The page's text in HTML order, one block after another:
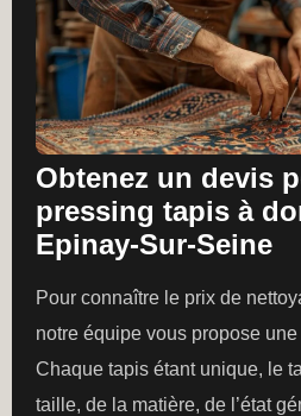
Obtenez un devis
pressing tapis à
Epinay-Sur-Seine
Pour connaître le prix de
notre équipe vous propose
Chaque tapis étant unique, le
taille, de la matière, de l’état